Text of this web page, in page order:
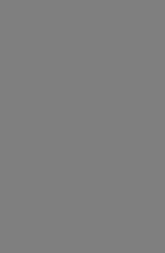
i nytt fönster.
öppnas i
i nytt fönster.
i nytt fönster.